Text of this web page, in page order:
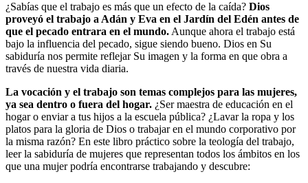
¿Sabías que el trabajo es más que un efecto de la caída? Dios
proveyó el trabajo a Adán y Eva en el Jardín del Edén antes de
que el pecado entrara en el mundo.Aunque ahora el trabajo está
bajo la influencia del pecado, sigue siendo bueno. Dios en Su
sabiduría nos permite reflejar Su imagen y la forma en que obra a
través de nuestra vida diaria.
La vocación y el trabajo son temas complejos para las mujeres,
ya sea dentro o fuera del hogar. ¿Ser maestra de educación en el
hogar o enviar a tus hijos a la escuela pública? ¿Lavar la ropa y los
platos para la gloria de Dios o trabajar en el mundo corporativo por
la misma razón? En este libro práctico sobre la teología del trabajo,
leer la sabiduría de mujeres que representan todos los ámbitos en los
que una mujer podría encontrarse trabajando y descubre: